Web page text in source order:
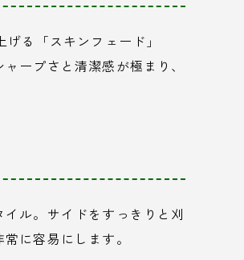
る「スキンフェード」
ープさと清潔感が極まり、
ル。サイドをすっきりと刈
に容易にします。